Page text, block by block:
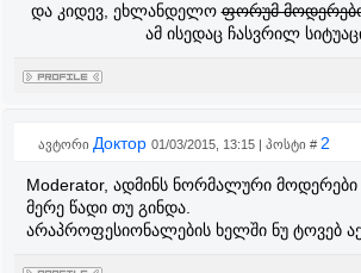
და კიდევ, ეხლანდელოფორუმ
ამ ისედაც ჩასვრილ
ავტორი Доктор 01/03/2015, 13:15 | პოსტი # 2
Moderator, ადმინს ნორმალური მოდერები
მერე წადი თუ გინდა.
არაპროფესიონალების ხელში ნუ ტოვებ